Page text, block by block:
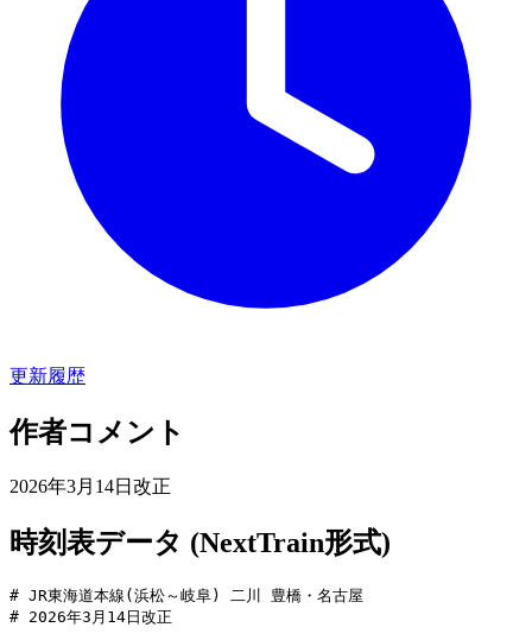
更新履歴
作者コメント
2026年3月14日改正
時刻表データ (NextTrain形式)
# JR東海道本線(浜松～岐阜) 二川 豊橋・名古屋
# 2026年3月14日改正